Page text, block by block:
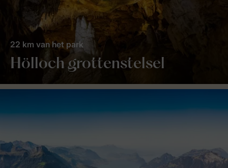
Hölloch grottenstelsel
22 km van het park